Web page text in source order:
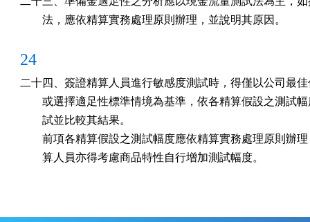
        法，應依精算實務處理原則辦理，並說明其原因。
24
二十四、簽證精算人員進行敏感度測試時，得僅以公司最
或選擇適足性標準情境為基準，依各精算假設之測試
        試並比較其結果。
前項各精算假設之測試幅度應依精算實務處理原則辦
        算人員亦得考慮商品特性自行增加測試幅度。